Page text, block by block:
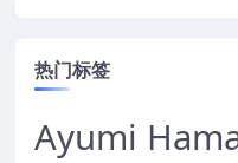
热门标签
Ayumi